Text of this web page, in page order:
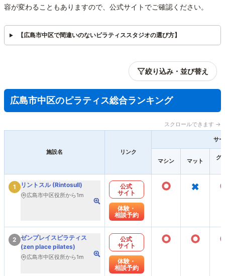
容が変わることもありますので、公式サイトでご確認ください。
【広島市中区で間違いのないピラティススタジオの選び方】
絞り込み・並び替え
広島市中区のピラティス総合ランキング
スクロールできます →
施設名 リンク
サ
マシン マット
グ
1 リントスル (Rintosull)
広島市中区役所から1m
公式
サイト
体験・
相談予約
○ ×
2 ゼンプレイスピラティス
(zen place pilates)
広島市中区役所から1m
公式
サイト
体験・
相談予約
○ ○